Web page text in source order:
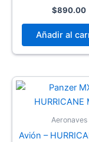
$890.00
Añadir al
Aeronaves
Avión –